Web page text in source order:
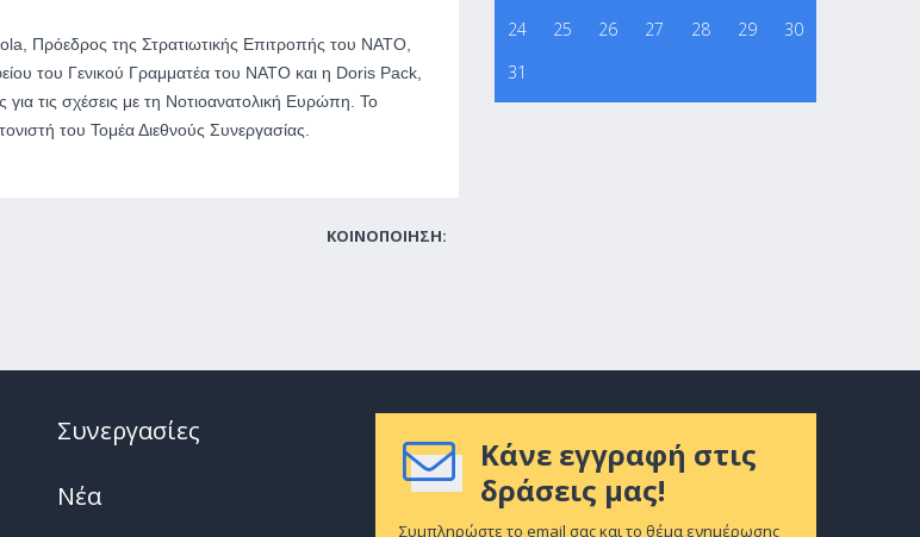
Πρόεδρος της Στρατιωτικής Επιτροπής του ΝΑΤΟ,
του Γενικού Γραμματέα του NATO και η Doris Pack,
τις σχέσεις με τη Νοτιοανατολική Ευρώπη. Το
του Τομέα Διεθνούς Συνεργασίας.
ΚΟΙΝΟΠΟΙΗΣΗ:
24
25 26 27 28 29
30
31
Συνεργασίες
Νέα
Κάνε εγγραφή στις
δράσεις μας!
Συμπληρώστε το email σας και το θέμα ενημέρωσης